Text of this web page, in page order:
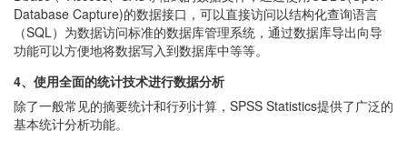
Database Capture)的数据接口，可以直接访问以结构化查询语言
（SQL）为数据访问标准的数据库管理系统，通过数据库导出向导
功能可以方便地将数据写入到数据库中等等。
4、使用全面的统计技术进行数据分析
除了一般常见的摘要统计和行列计算，SPSS Statistics提供了广泛的
基本统计分析功能。